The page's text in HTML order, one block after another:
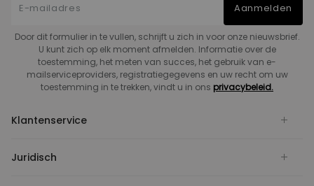
Aanmelden
Door dit formulier in te vullen, schrijft u zich in voor onze nieuwsbrief.
U kunt zich op elk moment afmelden. Informatie over de
toestemming, het meten van succes, het gebruik van e-
mailserviceproviders, registratiegegevens en uw recht om uw
toestemming in te trekken, vindt u in ons privacybeleid.
Klantenservice
Juridisch